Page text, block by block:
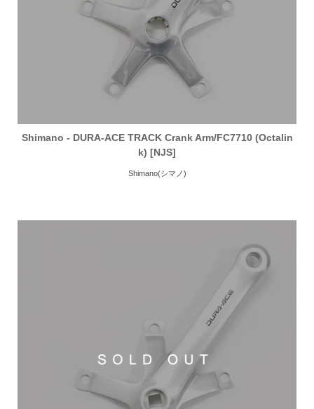
Shimano - DURA-ACE TRACK Crank Arm/FC7710 (Octalin
k) [NJS]
Shimano(シマノ)